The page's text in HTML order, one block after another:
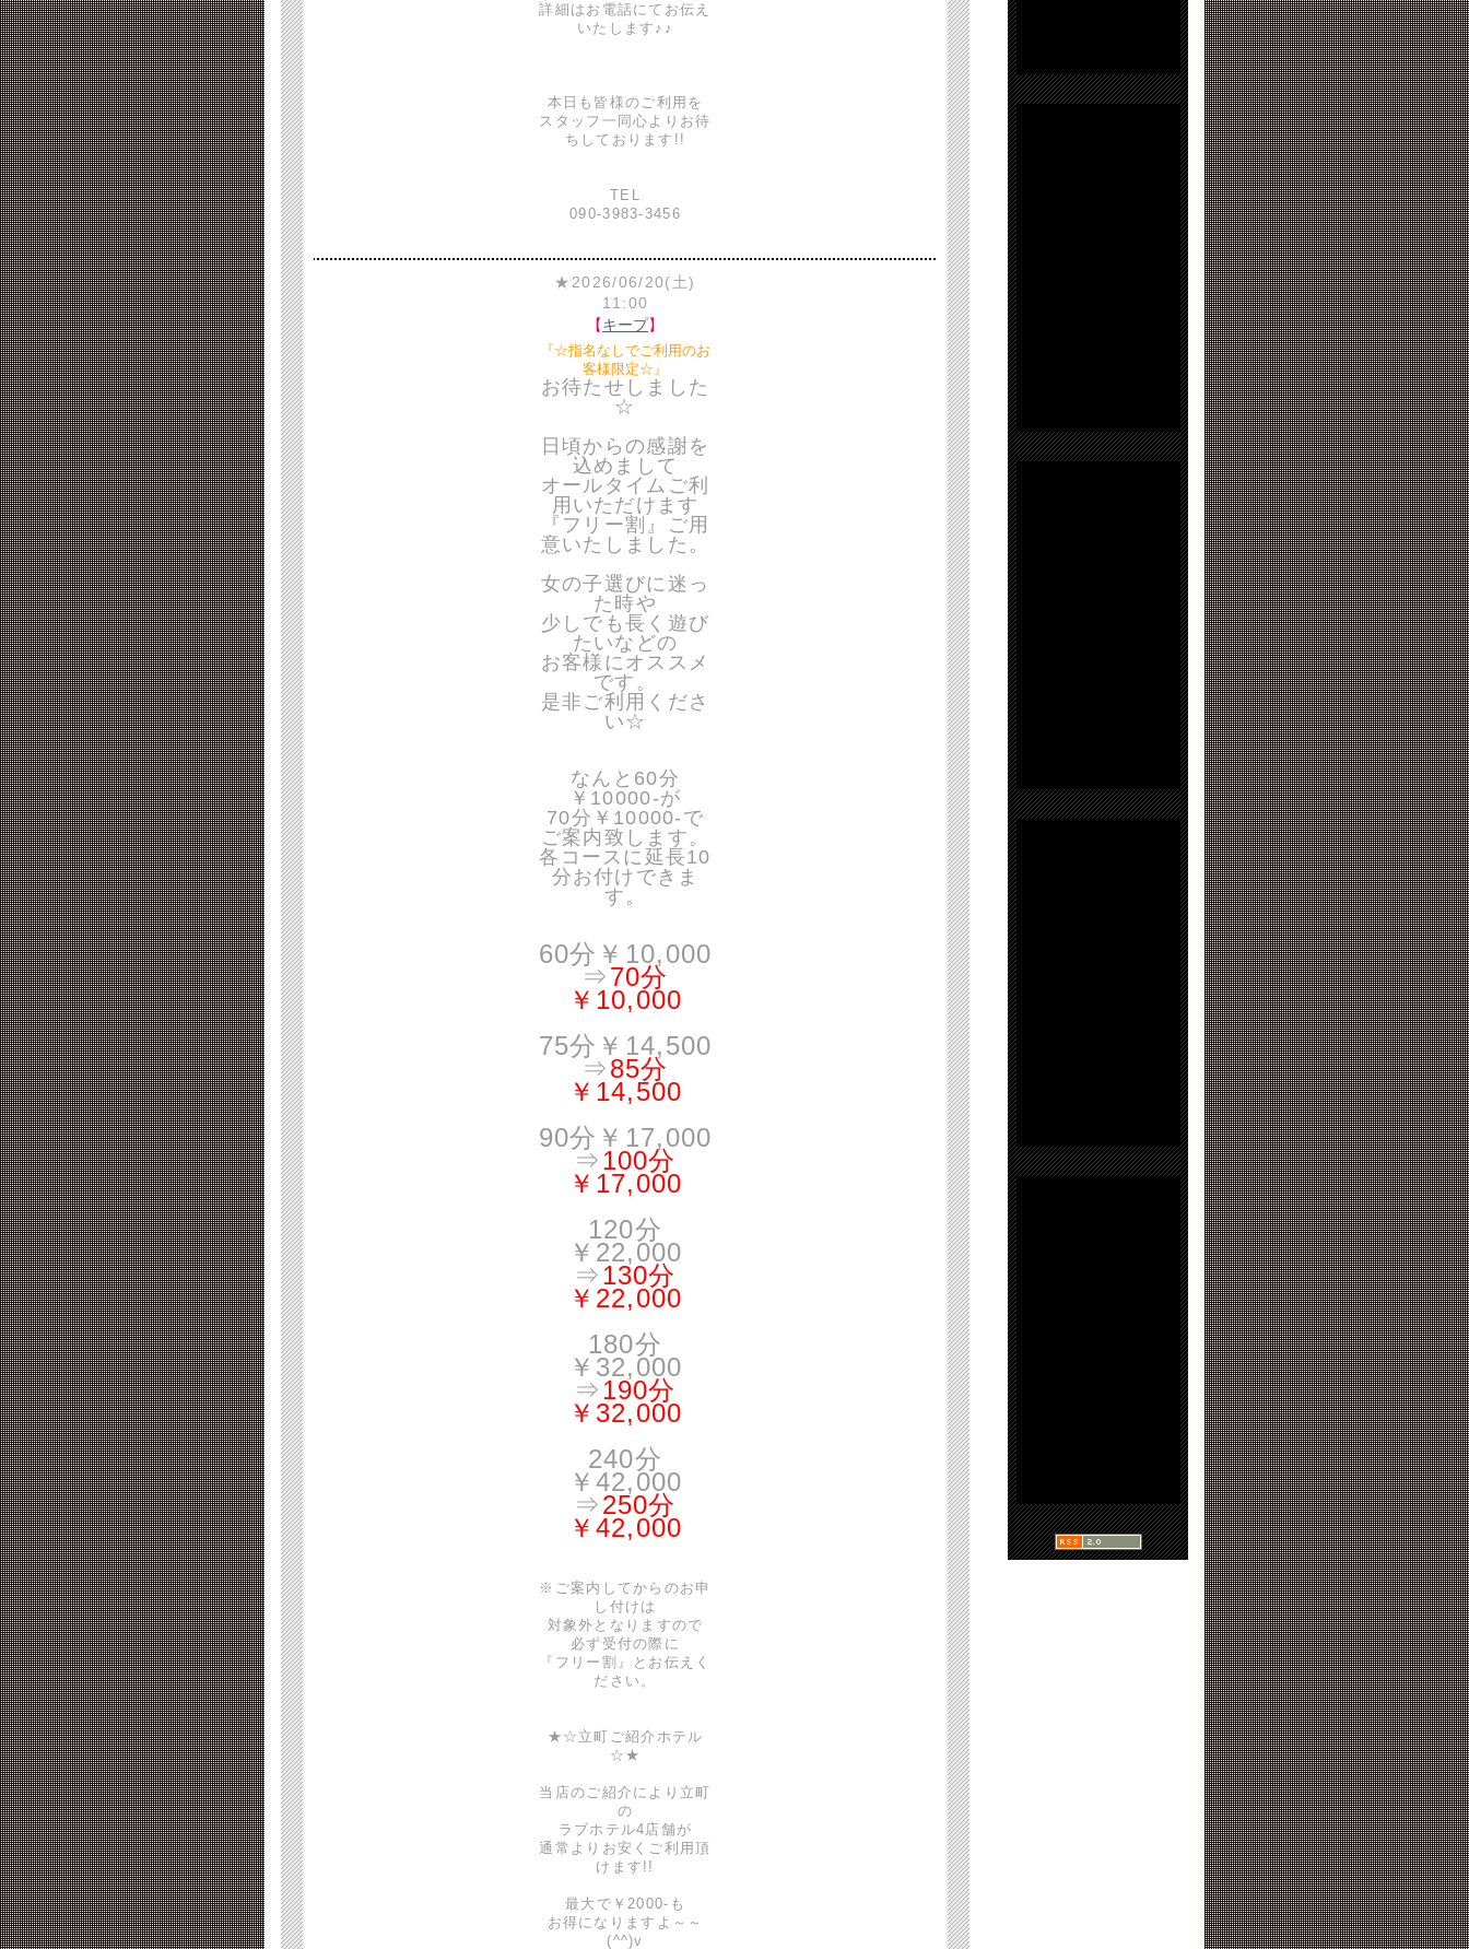
詳細はお電話にてお伝え
いたします♪♪
本日も皆様のご利用を
スタッフ一同心よりお待
ちしております!!
TEL
090-3983-3456
★2026/06/20(土)
11:00
【キープ】
『☆指名なしでご利用のお
客様限定☆』
お待たせしました
☆
日頃からの感謝を
込めまして
オールタイムご利
用いただけます
『フリー割』ご用
意いたしました。
女の子選びに迷っ
た時や
少しでも長く遊び
たいなどの
お客様にオススメ
です。
是非ご利用くださ
い☆
なんと60分
￥10000-が
70分￥10000-で
ご案内致します。
各コースに延長10
分お付けできま
す。
60分￥10,000
⇒70分
￥10,000
75分￥14,500
⇒85分
￥14,500
90分￥17,000
⇒100分
￥17,000
120分
￥22,000
⇒130分
￥22,000
180分
￥32,000
⇒190分
￥32,000
240分
￥42,000
⇒250分
￥42,000
※ご案内してからのお申
し付けは
対象外となりますので
必ず受付の際に
『フリー割』とお伝えく
ださい。
★☆立町ご紹介ホテル
☆★
当店のご紹介により立町
の
ラブホテル4店舗が
通常よりお安くご利用頂
けます!!
最大で￥2000-も
お得になりますよ～～
(^^)v